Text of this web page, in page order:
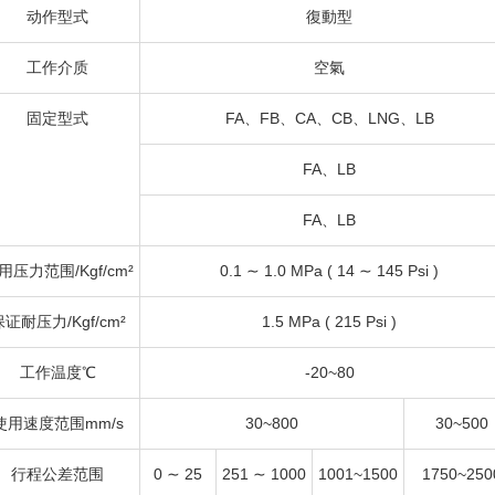
动作型式 復動型
工作介质 空氣
固定型式 FA、FB、CA、CB、LNG、LB
FA、LB
FA、LB
压力范围/Kgf/cm² 0.1 ∼ 1.0 MPa ( 14 ∼ 145 Psi )
证耐压力/Kgf/cm² 1.5 MPa ( 215 Psi )
工作温度℃ -20~80
用速度范围mm/s 30~800 30~500
行程公差范围 0 ∼ 25 251 ∼ 1000 1001~1500